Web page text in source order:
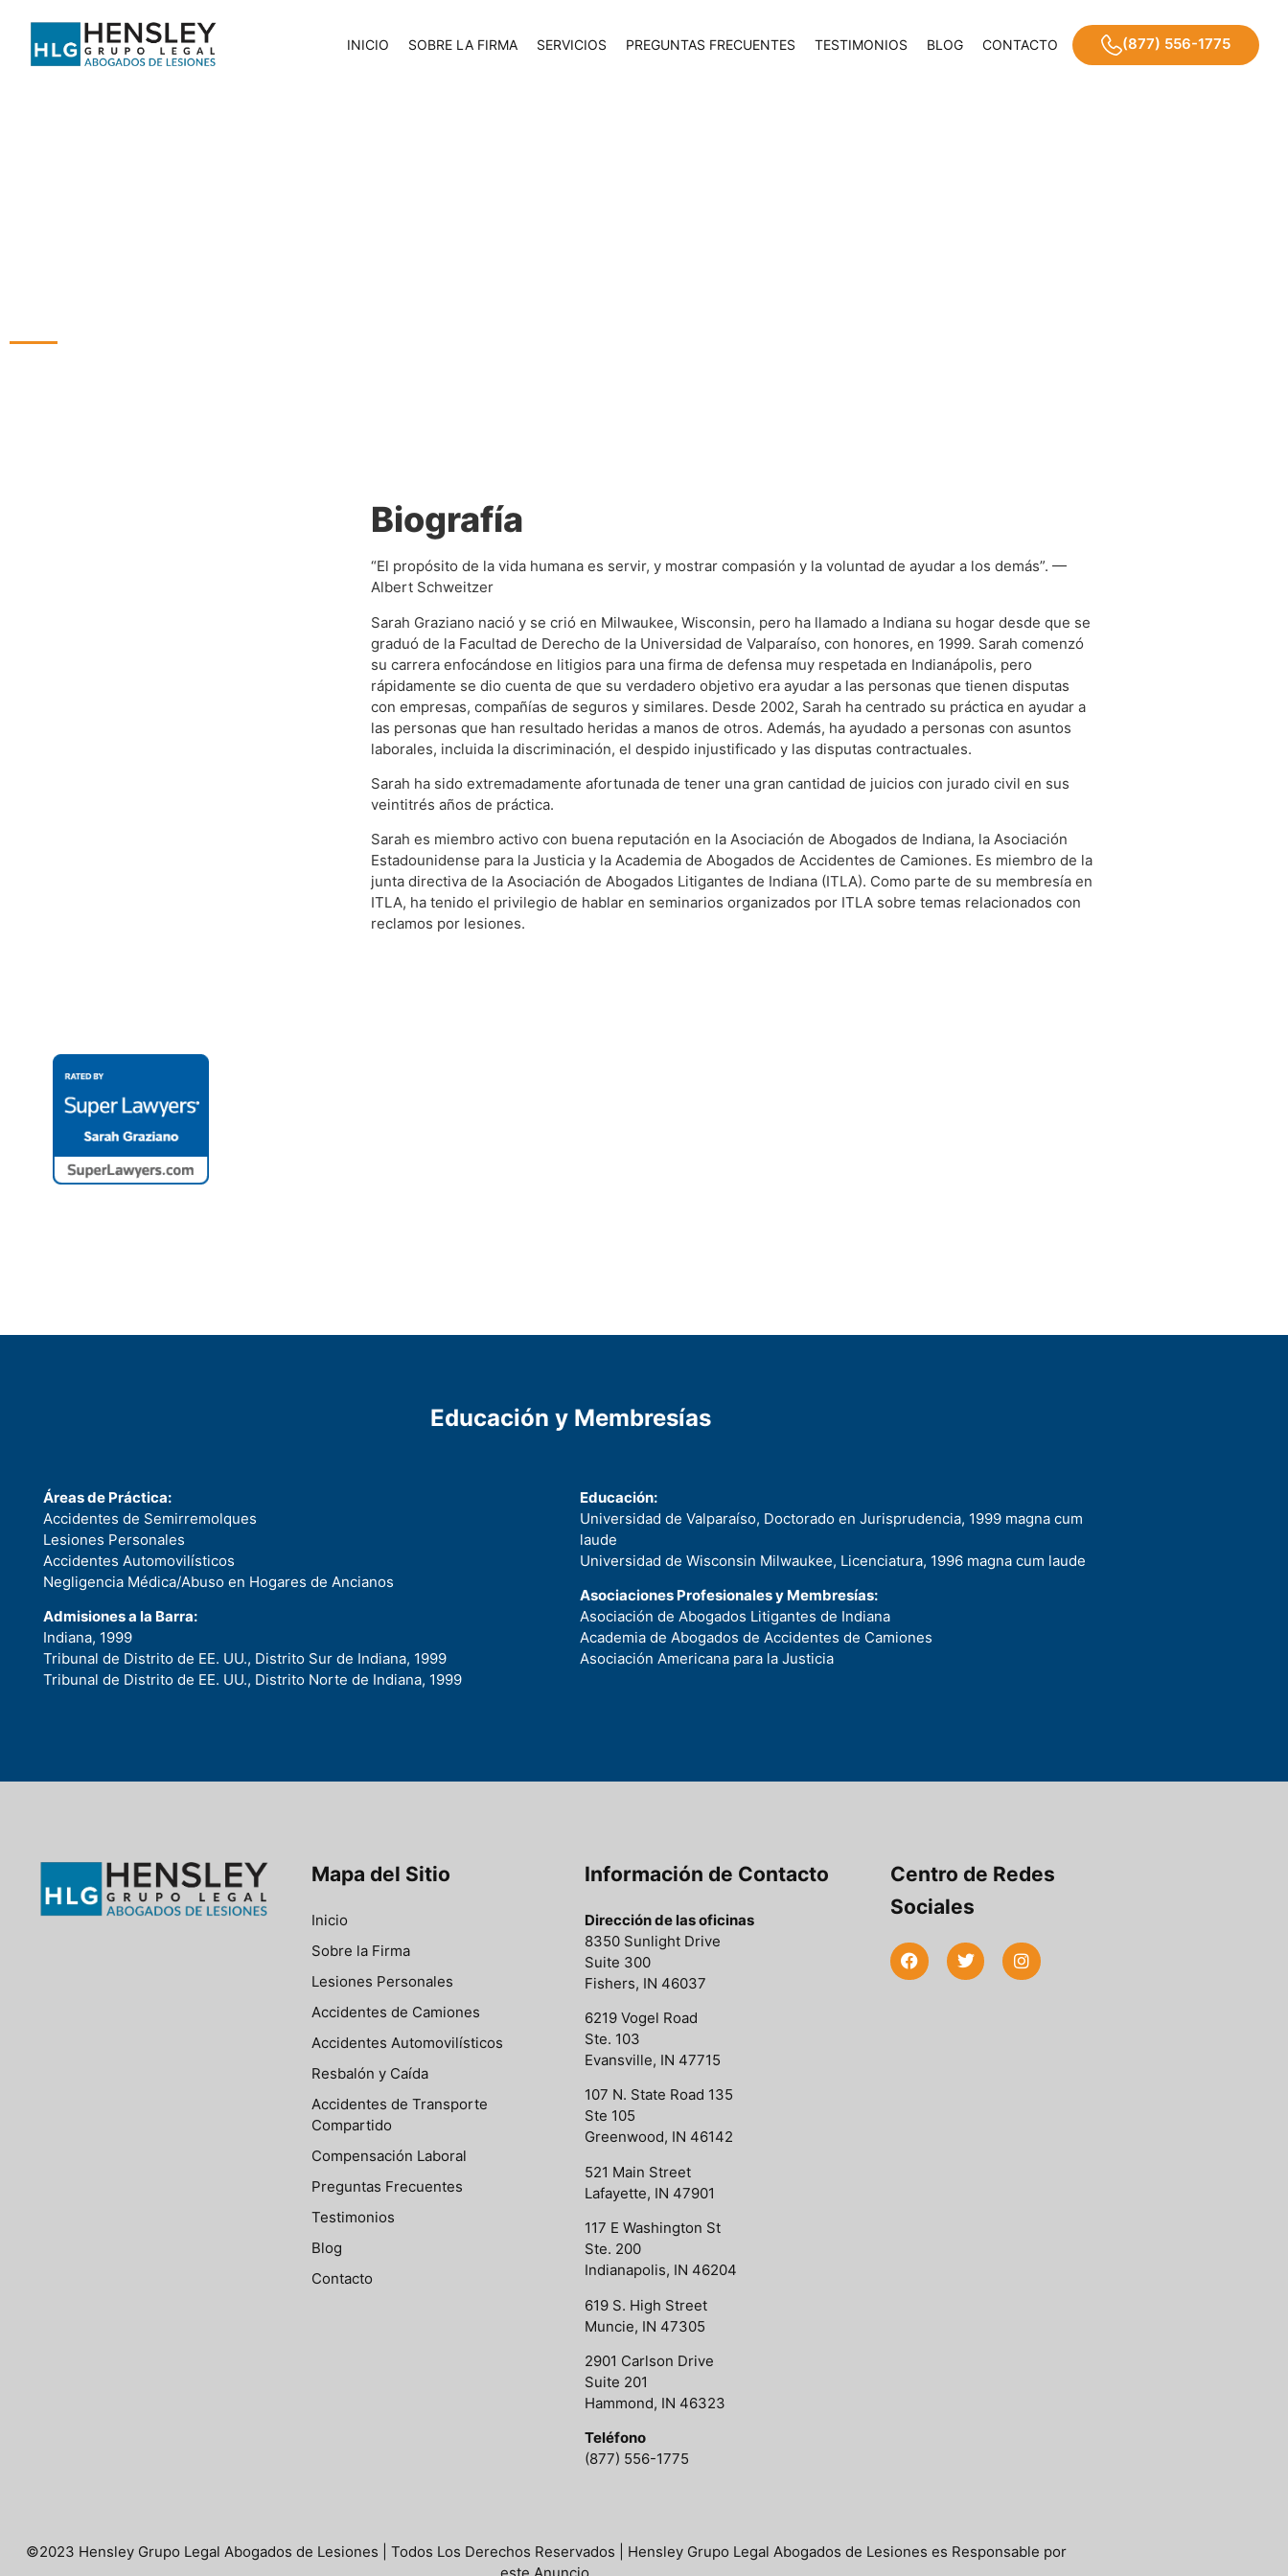
INICIO SOBRE LA FIRMA SERVICIOS PREGUNTAS FRECUENTES TESTIMONIOS BLOG CONTACTO (877) 556-1775
Biografía
“El propósito de la vida humana es servir, y mostrar compasión y la voluntad de ayudar a los demás”. —
Albert Schweitzer
Sarah Graziano nació y se crió en Milwaukee, Wisconsin, pero ha llamado a Indiana su hogar desde que se
graduó de la Facultad de Derecho de la Universidad de Valparaíso, con honores, en 1999. Sarah comenzó
su carrera enfocándose en litigios para una firma de defensa muy respetada en Indianápolis, pero
rápidamente se dio cuenta de que su verdadero objetivo era ayudar a las personas que tienen disputas
con empresas, compañías de seguros y similares. Desde 2002, Sarah ha centrado su práctica en ayudar a
las personas que han resultado heridas a manos de otros. Además, ha ayudado a personas con asuntos
laborales, incluida la discriminación, el despido injustificado y las disputas contractuales.
Sarah ha sido extremadamente afortunada de tener una gran cantidad de juicios con jurado civil en sus
veintitrés años de práctica.
Sarah es miembro activo con buena reputación en la Asociación de Abogados de Indiana, la Asociación
Estadounidense para la Justicia y la Academia de Abogados de Accidentes de Camiones. Es miembro de la
junta directiva de la Asociación de Abogados Litigantes de Indiana (ITLA). Como parte de su membresía en
ITLA, ha tenido el privilegio de hablar en seminarios organizados por ITLA sobre temas relacionados con
reclamos por lesiones.
Educación y Membresías
Áreas de Práctica:
Accidentes de Semirremolques
Lesiones Personales
Accidentes Automovilísticos
Negligencia Médica/Abuso en Hogares de Ancianos
Admisiones a la Barra:
Indiana, 1999
Tribunal de Distrito de EE. UU., Distrito Sur de Indiana, 1999
Tribunal de Distrito de EE. UU., Distrito Norte de Indiana, 1999
Educación:
Universidad de Valparaíso, Doctorado en Jurisprudencia, 1999 magna cum
laude
Universidad de Wisconsin Milwaukee, Licenciatura, 1996 magna cum laude
Asociaciones Profesionales y Membresías:
Asociación de Abogados Litigantes de Indiana
Academia de Abogados de Accidentes de Camiones
Asociación Americana para la Justicia
Mapa del Sitio
Inicio
Sobre la Firma
Lesiones Personales
Accidentes de Camiones
Accidentes Automovilísticos
Resbalón y Caída
Accidentes de Transporte
Compartido
Compensación Laboral
Preguntas Frecuentes
Testimonios
Blog
Contacto
Información de Contacto
Dirección de las oficinas
8350 Sunlight Drive
Suite 300
Fishers, IN 46037
6219 Vogel Road
Ste. 103
Evansville, IN 47715
107 N. State Road 135
Ste 105
Greenwood, IN 46142
521 Main Street
Lafayette, IN 47901
117 E Washington St
Ste. 200
Indianapolis, IN 46204
619 S. High Street
Muncie, IN 47305
2901 Carlson Drive
Suite 201
Hammond, IN 46323
Teléfono
(877) 556-1775
Centro de Redes
Sociales
©2023 Hensley Grupo Legal Abogados de Lesiones | Todos Los Derechos Reservados | Hensley Grupo Legal Abogados de Lesiones es Responsable por
este Anuncio.